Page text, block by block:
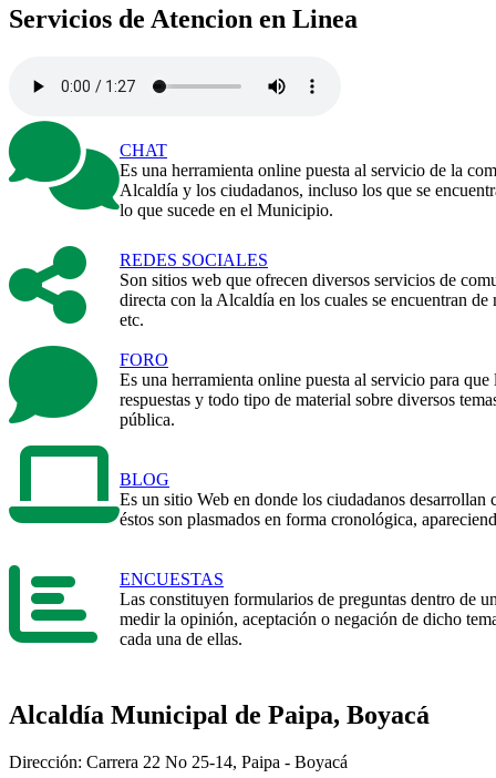
Servicios de Atencion en Linea
CHAT
Es una herramienta online puesta al servicio de la
Alcaldía y los ciudadanos, incluso los que se
lo que sucede en el Municipio.
REDES SOCIALES​
Son sitios web que ofrecen diversos servicios de
directa con la Alcaldía en los cuales se encuentran
etc.
FORO
Es una herramienta online puesta al servicio para
respuestas y todo tipo de material sobre diversos
pública.
BLOG
Es un sitio Web en donde los ciudadanos
éstos son plasmados en forma cronológica,
ENCUESTAS
Las constituyen formularios de preguntas dentro de
medir la opinión, aceptación o negación de dicho
cada una de ellas.​​
Alcaldía Municipal de Paipa, Boyacá
Dirección: Carrera 22 No 25-14, Paipa - Boyacá